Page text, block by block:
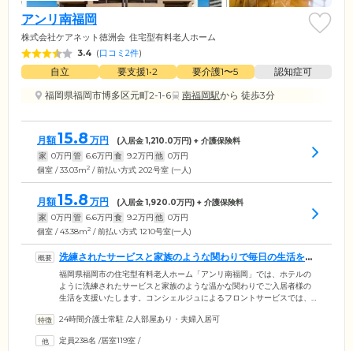
アンリ南福岡
株式会社ケアネット徳洲会 住宅型有料老人ホーム
3.4 (口コミ2件)
自立 要支援1•2 要介護1〜5
認知症可
福岡県福岡市博多区元町2-1-6
南福岡駅から 徒歩3分
月額15.8 万円 (入居金1,210.0万円) + 介護保険料
家 0万円 管 6.6万円 食 9.2万円 他 0万円
個室 / 33.03m2 / 前払い方式 202号室 (一人)
月額15.8 万円 (入居金1,920.0万円) + 介護保険料
家 0万円 管 6.6万円 食 9.2万円 他 0万円
個室 / 43.38m2 / 前払い方式 1210号室(一人)
洗練されたサービスと家族のような関わりで毎日の生活を支
えます
福岡県福岡市の住宅型有料老人ホーム「アンリ南福岡」では、ホテルの
ように洗練されたサービスと家族のような温かな関わりでご入居者様の
生活を支援いたします。コンシェルジュによるフロントサービスでは、
スの手配や管理のほか、来客の対応など生活全般の幅広いサポートを行
理、お買い物や公的機関の手続き代行などに対応。生活上の心配ごとや
24時間介護士常駐 /2人部屋あり・夫婦入居可
定員238名 /居室119室 /